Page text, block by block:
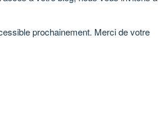
prochainement. Merci de votre